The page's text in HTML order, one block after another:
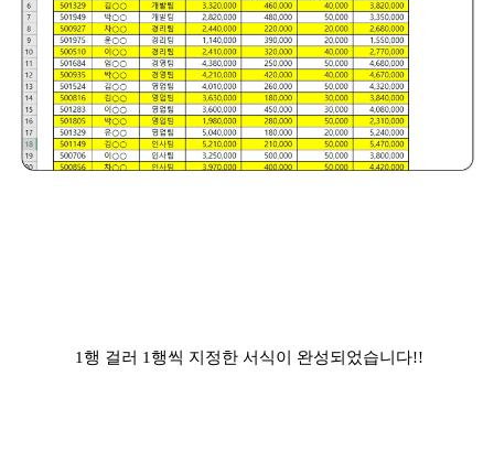
1행 걸러 1행씩 지정한 서식이 완성되었습니다!!